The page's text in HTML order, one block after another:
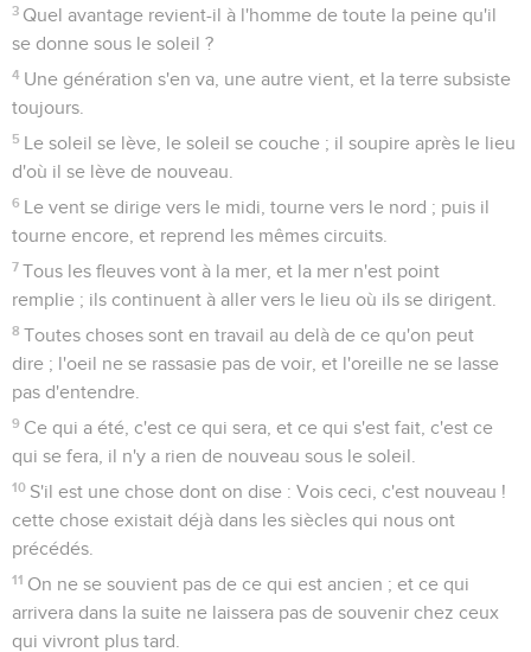
3 Quel avantage revient-il à l'homme de toute la peine qu'il
se donne sous le soleil ?
4 Une génération s'en va, une autre vient, et la terre subsiste
toujours.
5 Le soleil se lève, le soleil se couche ; il soupire après le lieu
d'où il se lève de nouveau.
6 Le vent se dirige vers le midi, tourne vers le nord ; puis il
tourne encore, et reprend les mêmes circuits.
7 Tous les fleuves vont à la mer, et la mer n'est point
remplie ; ils continuent à aller vers le lieu où ils se dirigent.
8 Toutes choses sont en travail au delà de ce qu'on peut
dire ; l'oeil ne se rassasie pas de voir, et l'oreille ne se lasse
pas d'entendre.
9 Ce qui a été, c'est ce qui sera, et ce qui s'est fait, c'est ce
qui se fera, il n'y a rien de nouveau sous le soleil.
10 S'il est une chose dont on dise : Vois ceci, c'est nouveau !
cette chose existait déjà dans les siècles qui nous ont
précédés.
11 On ne se souvient pas de ce qui est ancien ; et ce qui
arrivera dans la suite ne laissera pas de souvenir chez ceux
qui vivront plus tard.